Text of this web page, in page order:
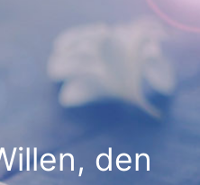
den